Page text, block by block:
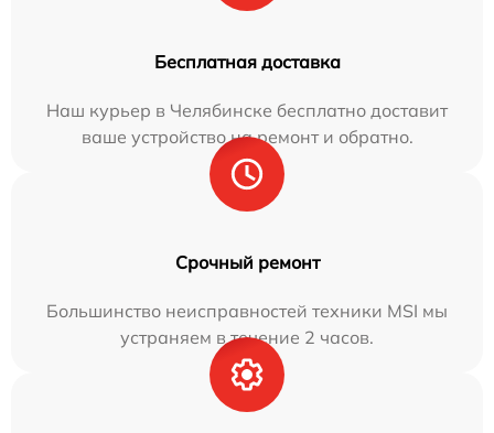
Бесплатная доставка
Наш курьер в Челябинске бесплатно доставит
ваше устройство на ремонт и обратно.
Срочный ремонт
Большинство неисправностей техники MSI мы
устраняем в течение 2 часов.